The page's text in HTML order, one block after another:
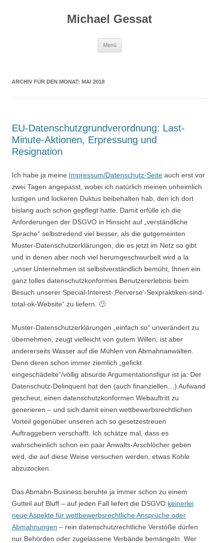
Michael Gessat
Menü
ARCHIV FÜR DEN MONAT: MAI 2018
EU-Datenschutzgrundverordnung: Last-
Minute-Aktionen, Erpressung und
Resignation
Ich habe ja meine Impressum/Datenschutz-Seite auch erst vor
zwei Tagen angepasst, wobei ich natürlich meinen unheimlich
lustigen und lockeren Duktus beibehalten hab, den ich dort
bislang auch schon gepflegt hatte. Damit erfülle ich die
Anforderungen der DSGVO in Hinsicht auf „verständliche
Sprache“ selbstredend viel besser, als die gutgemeinten
Muster-Datenschutzerklärungen, die es jetzt im Netz so gibt
und in denen aber noch viel herumgeschwurbelt wird a la
„unser Unternehmen ist selbstverständlich bemüht, Ihnen ein
ganz tolles datenschutzkonformes Benutzererlebnis beim
Besuch unserer Special-Interest-‚Perverse‘-Sexpraktiken-sind-
total-ok-Website“ zu liefern. 🙂
Muster-Datenschutzerklärungen „einfach so“ unverändert zu
übernehmen, zeugt vielleicht von gutem Willen, ist aber
andererseits Wasser auf die Mühlen von Abmahnanwälten.
Denn deren schon immer ziemlich „gefickt
eingeschädelte“/völlig absurde Argumentationsfigur ist ja: Der
Datenschutz-Delinquent hat den (auch finanziellen…) Aufwand
gescheut, einen datenschutzkonformen Webauftritt zu
generieren – und sich damit einen wettbewerbsrechtlichen
Vorteil gegenüber unseren ach so gesetzestreuen
Auftraggebern verschafft. Ich schätze mal, dass es
wahrscheinlich schon ein paar Anwalts-Arschlöcher geben
wird, die auf diese Weise versuchen werden, etwas Kohle
abzuzocken.
Das Abmahn-Business beruhte ja immer schon zu einem
Gutteil auf Bluff – auf jeden Fall liefert die DSGVO keinerlei
neue Aspekte für wettbewerbsrechtliche Ansprüche oder
Abmahnungen – rein datenschutzrechtliche Verstöße dürfen
nur Behörden oder zugelassene Verbände bemängeln. Wer